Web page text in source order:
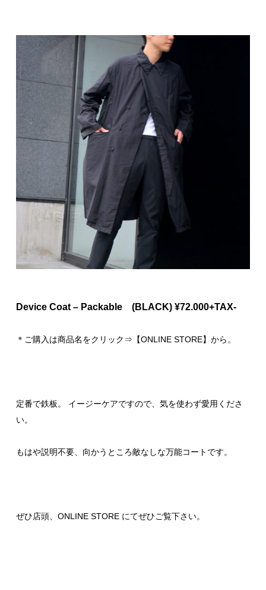
Device Coat – Packable (BLACK) ¥72.000+TAX-
＊ご購入は商品名をクリック⇒【ONLINE STORE】から。
定番で鉄板。 イージーケアですので、気を使わず愛用くださ
い。
もはや説明不要、向かうところ敵なしな万能コートです。
ぜひ店頭、ONLINE STORE にてぜひご覧下さい。